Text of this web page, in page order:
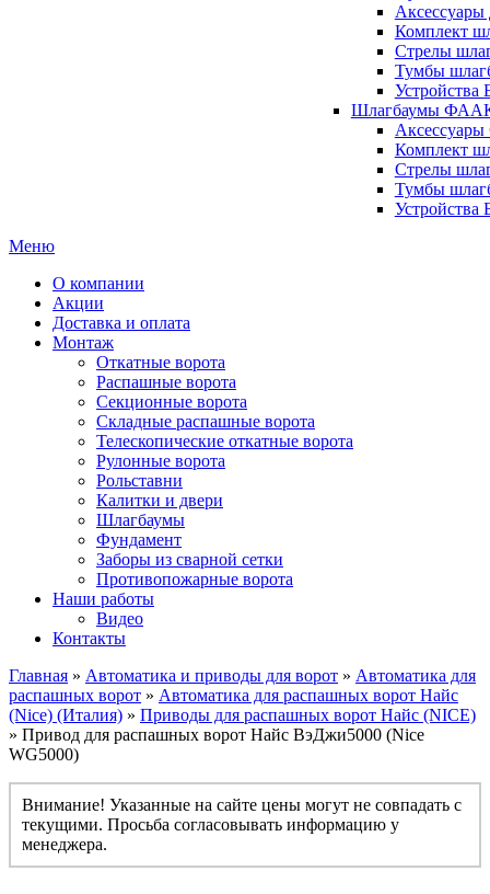
Комплект
Стрелы
Тумбы
Устройства
Шлагбаумы ФААК
Комплект
Стрелы
Тумбы
Меню
О компании
Акции
Доставка и оплата
Монтаж
Откатные ворота
Распашные ворота
Секционные ворота
Складные распашные ворота
Телескопические откатные ворота
Рулонные ворота
Рольставни
Калитки и двери
Шлагбаумы
Фундамент
Заборы из сварной сетки
Противопожарные ворота
Наши работы
Видео
Контакты
Главная » Автоматика и приводы для ворот » Автоматика для
распашных ворот » Автоматика для распашных ворот Найс
(Nice) (Италия) » Приводы для распашных ворот Найс (NICE)
» Привод для распашных ворот Найс ВэДжи5000 (Nice
WG5000)
Внимание! Указанные на сайте цены могут не совпадать с
текущими. Просьба согласовывать информацию у
менеджера.